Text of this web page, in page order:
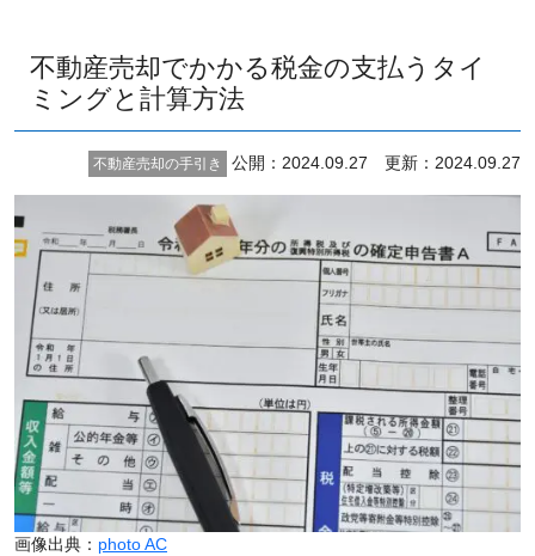
不動産売却でかかる税金の支払うタイ
ミングと計算方法
不動産売却の手引き 公開：2024.09.27 更新：2024.09.27
画像出典： photo AC